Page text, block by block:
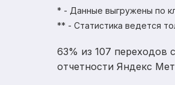
* - Данные выгружены по
** - Статистика ведется
63% из 107 переходов
отчетности Яндекс